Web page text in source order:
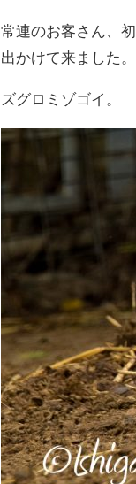
常連のお客さん、
出かけて来ました。
ズグロミゾゴイ。